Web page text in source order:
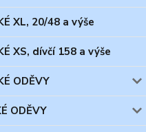
XL, 20/48 a výše
XS, dívčí 158 a výše
ODĚVY
ODĚVY